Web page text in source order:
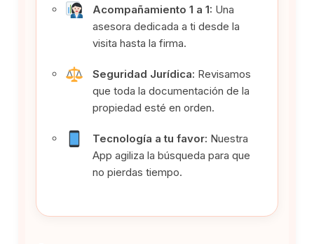
Acompañamiento 1 a 1: Una
asesora dedicada a ti desde la
visita hasta la firma.
Seguridad Jurídica: Revisamos
que toda la documentación de la
propiedad esté en orden.
Tecnología a tu favor: Nuestra
App agiliza la búsqueda para que
no pierdas tiempo.